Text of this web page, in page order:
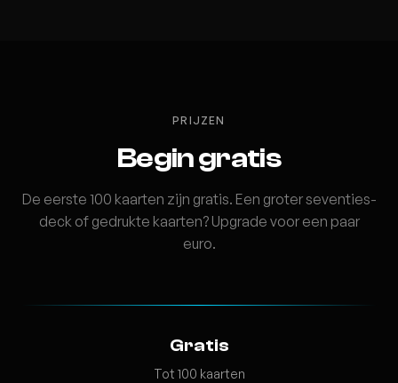
PRIJZEN
Begin gratis
De eerste 100 kaarten zijn gratis. Een groter seventies-
deck of gedrukte kaarten? Upgrade voor een paar
euro.
Gratis
Tot 100 kaarten